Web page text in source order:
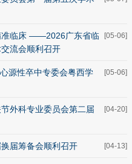
[05-06]
准临床 ——2026广东省临
流会顺利召开
[05-06]
源性卒中专委会粤西学
[04-20]
外科专业委员会第二届
[04-13]
届筹备会顺利召开